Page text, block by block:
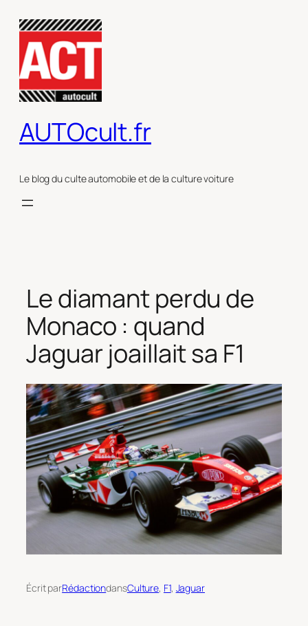
contenu
AUTOcult.fr
Le blog du culte automobile et de la culture voiture
Le diamant perdu de
Monaco : quand
Jaguar joaillait sa F1
Écrit parRédactiondansCulture, F1, Jaguar